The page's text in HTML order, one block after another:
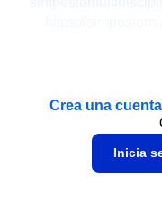
Crea una cuenta
Inicia